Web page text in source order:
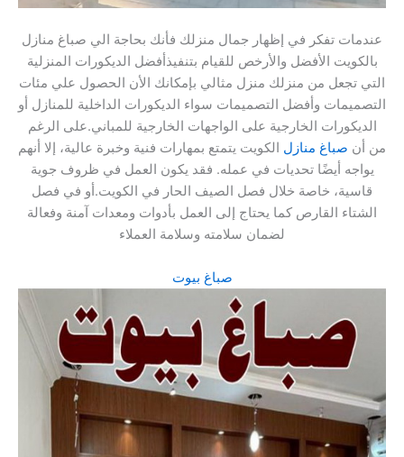
عندمات تفكر في إظهار جمال منزلك فأنك بحاجة الي صباغ منازل
بالكويت الأفضل والأرخص للقيام بتنفيذأفضل الديكورات المنزلية
التي تجعل من منزلك منزل مثالي بإمكانك الأن الحصول علي مئات
التصميمات وأفضل التصميمات سواء الديكورات الداخلية للمنازل أو
الديكورات الخارجية على الواجهات الخارجية للمباني.على الرغم
من أن صباغ منازل الكويت يتمتع بمهارات فنية وخبرة عالية، إلا أنهم
يواجه أيضًا تحديات في عمله. فقد يكون العمل في ظروف جوية
قاسية، خاصة خلال فصل الصيف الحار في الكويت.أو في فصل
الشتاء القارص كما يحتاج إلى العمل بأدوات ومعدات آمنة وفعالة
لضمان سلامته وسلامة العملاء
صباغ بيوت